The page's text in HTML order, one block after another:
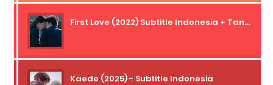
First Love (2022) Subtitle Indonesia + Tanpa Iklan + Streaming + 1080p
Kaede (2025) - Subtitle Indonesia